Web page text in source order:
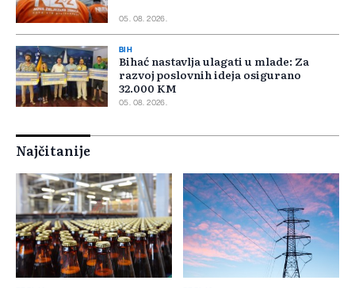
05. 08. 2026.
BIH
Bihać nastavlja ulagati u mlade: Za
razvoj poslovnih ideja osigurano
32.000 KM
05. 08. 2026.
Najčitanije